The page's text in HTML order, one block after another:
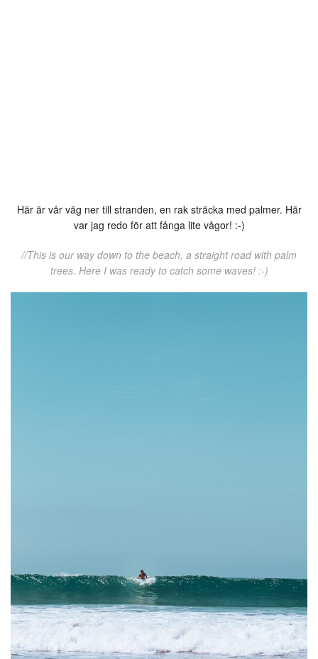
Här är vår väg ner till stranden, en rak sträcka med palmer. Här
var jag redo för att fånga lite vågor! :-)
//This is our way down to the beach, a straight road with palm
trees. Here I was ready to catch some waves! :-)